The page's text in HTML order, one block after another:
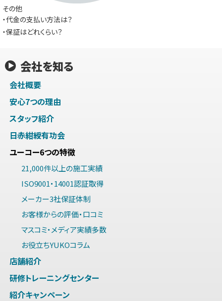
その他
・代金の支払い方法は？
・保証はどれくらい？
会社を知る
会社概要
安心7つの理由
スタッフ紹介
日赤紺綬有功会
ユーコー6つの特徴
21,000件以上の施工実績
ISO9001・14001認証取得
メーカー3社保証体制
お客様からの評価・口コミ
マスコミ・メディア実績多数
お役立ちYUKOコラム
店舗紹介
研修トレーニングセンター
紹介キャンペーン